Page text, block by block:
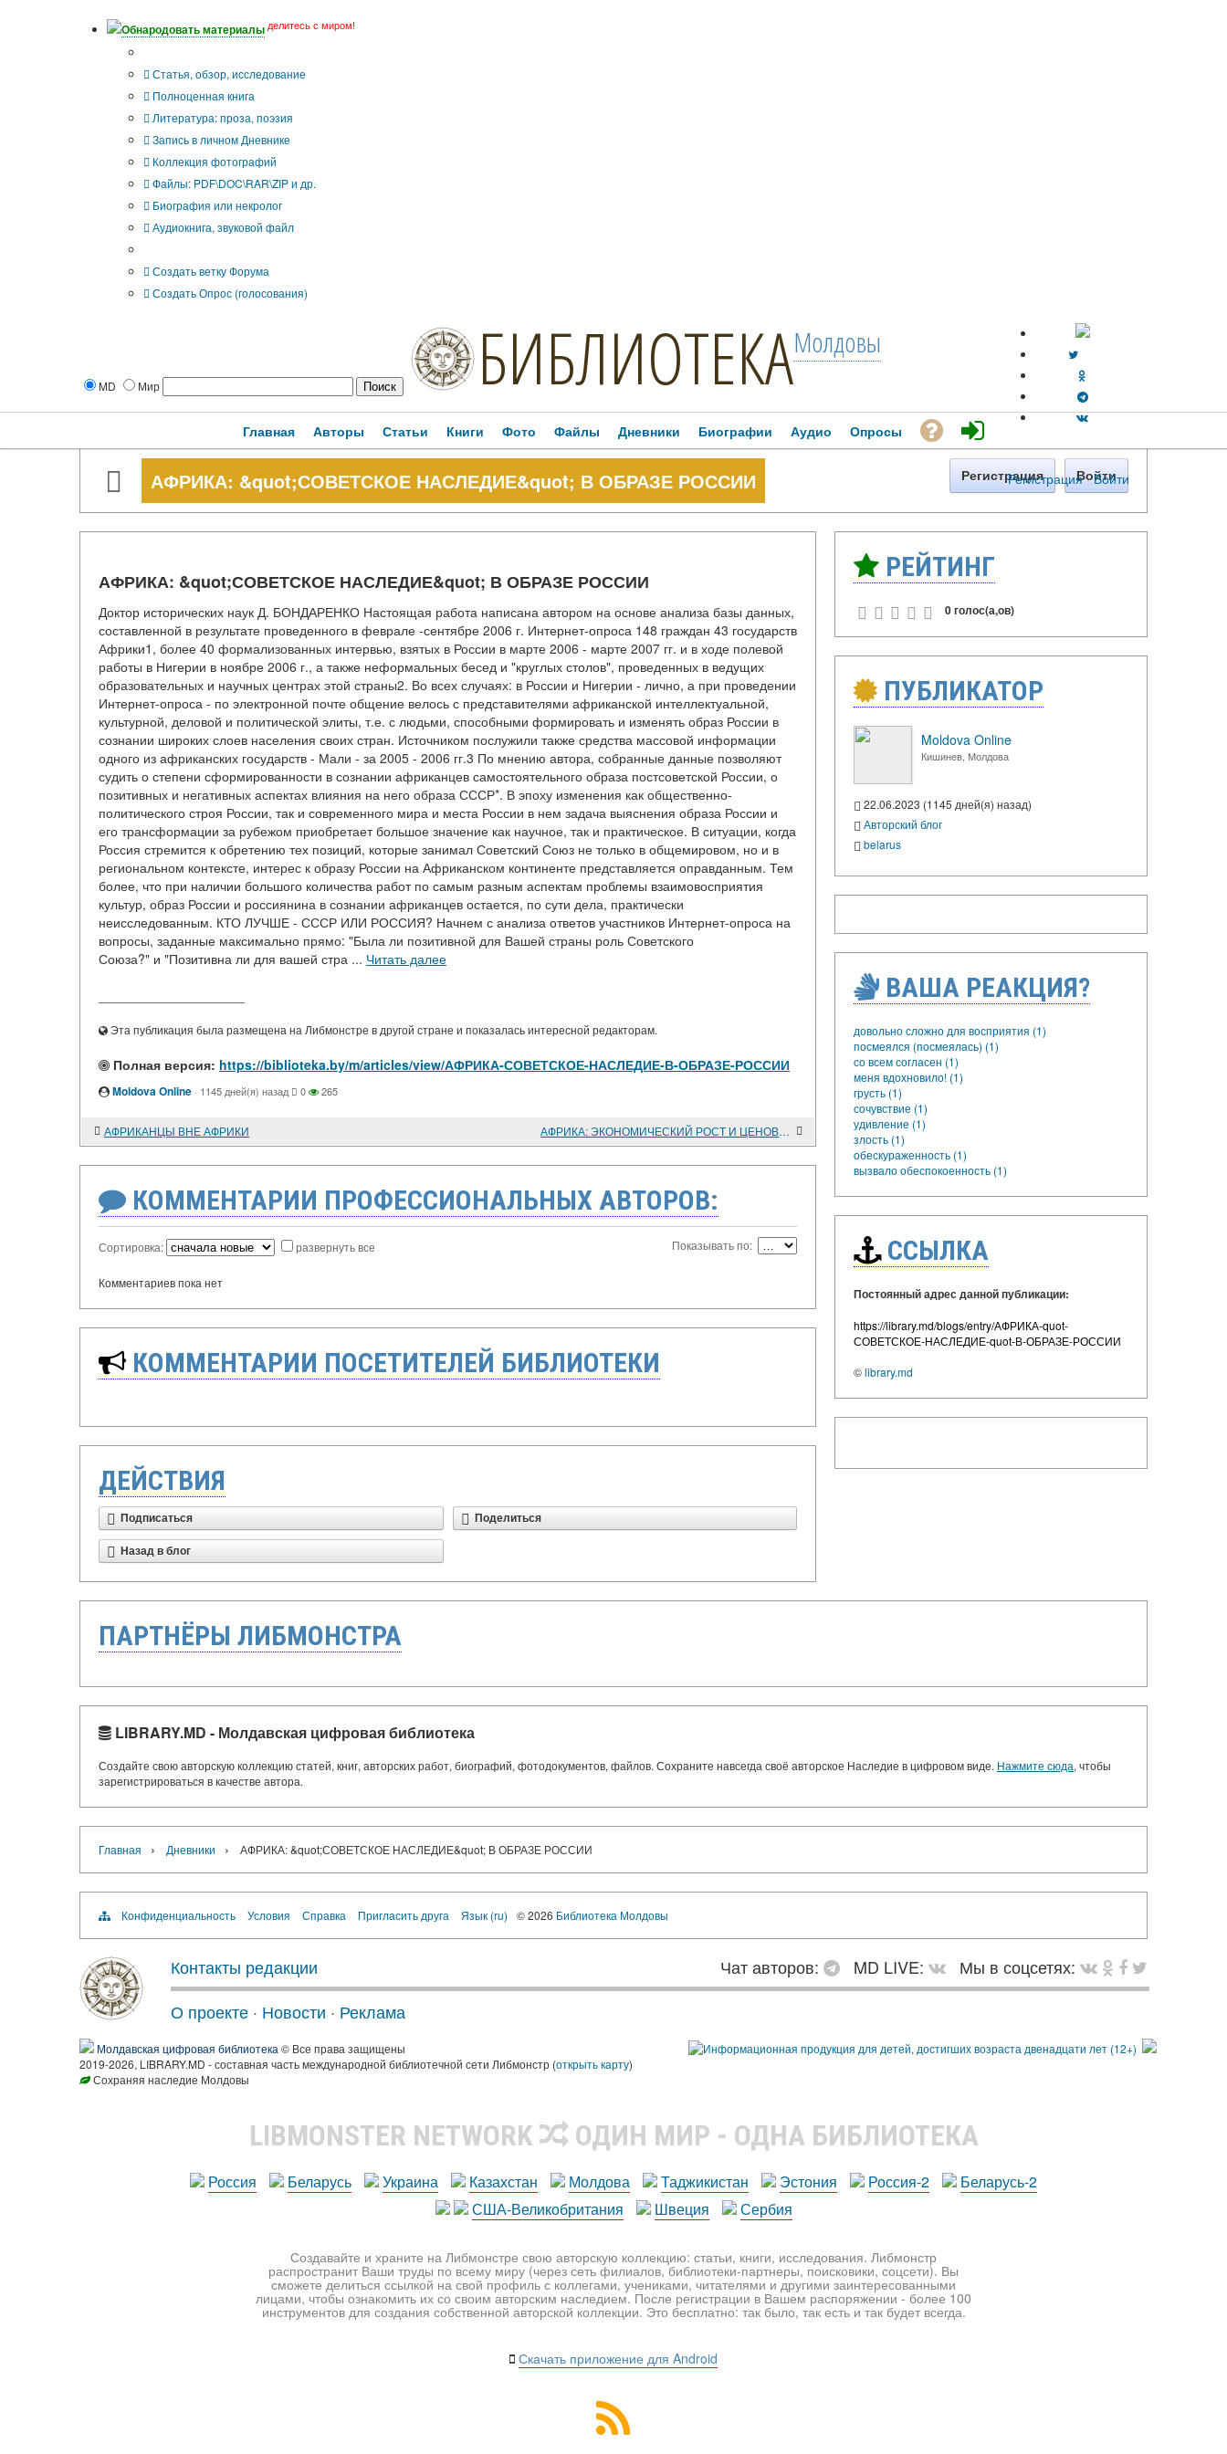
Обнародовать материалы делитесь с миром!
Статья, обзор, исследование
Полноценная книга
Литература: проза, поэзия
Запись в личном Дневнике
Коллекция фотографий
Файлы: PDF\DOC\RAR\ZIP и др.
Биография или некролог
Аудиокнига, звуковой файл
Создать ветку Форума
Создать Опрос (голосования)
MD Мир БИБЛИОТЕКАМолдовы
Регистрация · Войти
Главная Авторы Статьи Книги Фото Файлы Дневники Биографии Аудио Опросы
АФРИКА: &quot;СОВЕТСКОЕ НАСЛЕДИЕ&quot; В ОБРАЗЕ РОССИИ Регистрация Войти
АФРИКА: &quot;СОВЕТСКОЕ НАСЛЕДИЕ&quot; В ОБРАЗЕ РОССИИ
Доктор исторических наук Д. БОНДАРЕНКО Настоящая работа написана автором на основе анализа базы данных,
составленной в результате проведенного в феврале -сентябре 2006 г. Интернет-опроса 148 граждан 43 государств
Африки1, более 40 формализованных интервью, взятых в России в марте 2006 - марте 2007 гг. и в ходе полевой
работы в Нигерии в ноябре 2006 г., а также неформальных бесед и "круглых столов", проведенных в ведущих
образовательных и научных центрах этой страны2. Во всех случаях: в России и Нигерии - лично, а при проведении
Интернет-опроса - по электронной почте общение велось с представителями африканской интеллектуальной,
культурной, деловой и политической элиты, т.е. с людьми, способными формировать и изменять образ России в
сознании широких слоев населения своих стран. Источником послужили также средства массовой информации
одного из африканских государств - Мали - за 2005 - 2006 гг.3 По мнению автора, собранные данные позволяют
судить о степени сформированности в сознании африканцев самостоятельного образа постсоветской России, о
позитивных и негативных аспектах влияния на него образа СССР*. В эпоху изменения как общественно-
политического строя России, так и современного мира и места России в нем задача выяснения образа России и
его трансформации за рубежом приобретает большое значение как научное, так и практическое. В ситуации, когда
Россия стремится к обретению тех позиций, которые занимал Советский Союз не только в общемировом, но и в
региональном контексте, интерес к образу России на Африканском континенте представляется оправданным. Тем
более, что при наличии большого количества работ по самым разным аспектам проблемы взаимовосприятия
культур, образ России и россиянина в сознании африканцев остается, по сути дела, практически
неисследованным. КТО ЛУЧШЕ - СССР ИЛИ РОССИЯ? Начнем с анализа ответов участников Интернет-опроса на
вопросы, заданные максимально прямо: "Была ли позитивной для Вашей страны роль Советского
Союза?" и "Позитивна ли для вашей стра ... Читать далее
Эта публикация была размещена на Либмонстре в другой стране и показалась интересной редакторам.
Полная версия: https://biblioteka.by/m/articles/view/АФРИКА-СОВЕТСКОЕ-НАСЛЕДИЕ-В-ОБРАЗЕ-РОССИИ
Moldova Online · 1145 дней(я) назад 0 265
АФРИКАНЦЫ ВНЕ АФРИКИ АФРИКА: ЭКОНОМИЧЕСКИЙ РОСТ И ЦЕНОВЫЕ ШОКИ НА МИРОВЫХ РЫНКАХ
КОММЕНТАРИИ ПРОФЕССИОНАЛЬНЫХ АВТОРОВ:
Сортировка: развернуть все Показывать по:
Комментариев пока нет
КОММЕНТАРИИ ПОСЕТИТЕЛЕЙ БИБЛИОТЕКИ
ДЕЙСТВИЯ
Подписаться Поделиться
Назад в блог
РЕЙТИНГ
0 голос(а,ов)
ПУБЛИКАТОР
Moldova Online
Кишинев, Молдова
22.06.2023 (1145 дней(я) назад)
Авторский блог
belarus
ВАША РЕАКЦИЯ?
довольно сложно для восприятия (1)
посмеялся (посмеялась) (1)
со всем согласен (1)
меня вдохновило! (1)
грусть (1)
сочувствие (1)
удивление (1)
злость (1)
обескураженность (1)
вызвало обеспокоенность (1)
ССЫЛКА
Постоянный адрес данной публикации:
https://library.md/blogs/entry/АФРИКА-quot-
СОВЕТСКОЕ-НАСЛЕДИЕ-quot-В-ОБРАЗЕ-РОССИИ
©library.md
ПАРТНЁРЫ ЛИБМОНСТРА
LIBRARY.MD - Молдавская цифровая библиотека
Создайте свою авторскую коллекцию статей, книг, авторских работ, биографий, фотодокументов, файлов. Сохраните навсегда своё авторское Наследие в цифровом виде. Нажмите сюда, чтобы
зарегистрироваться в качестве автора.
Главная › Дневники › АФРИКА: &quot;СОВЕТСКОЕ НАСЛЕДИЕ&quot; В ОБРАЗЕ РОССИИ
Конфиденциальность Условия Справка Пригласить друга Язык (ru) © 2026 Библиотека Молдовы
Контакты редакции Чат авторов: MD LIVE:
Мы в соцсетях:
О проекте · Новости · Реклама
Молдавская цифровая библиотека © Все права защищены
2019-2026, LIBRARY.MD - составная часть международной библиотечной сети Либмонстр (открыть карту)
Сохраняя наследие Молдовы
LIBMONSTER NETWORK ОДИН МИР - ОДНА БИБЛИОТЕКА
Россия Беларусь Украина Казахстан Молдова Таджикистан Эстония Россия-2
Беларусь-2
США-Великобритания
Швеция Сербия
Создавайте и храните на Либмонстре свою авторскую коллекцию: статьи, книги, исследования. Либмонстр
распространит Ваши труды по всему миру (через сеть филиалов, библиотеки-партнеры, поисковики, соцсети). Вы
сможете делиться ссылкой на свой профиль с коллегами, учениками, читателями и другими заинтересованными
лицами, чтобы ознакомить их со своим авторским наследием. После регистрации в Вашем распоряжении - более 100
инструментов для создания собственной авторской коллекции. Это бесплатно: так было, так есть и так будет всегда.
Скачать приложение для Android